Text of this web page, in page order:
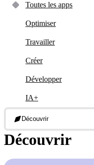
Toutes les apps
Optimiser
Travailler
Créer
Développer
IA+
Découvrir
Découvrir